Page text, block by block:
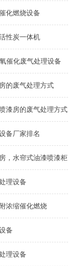
化燃烧设备
性炭一体机
催化废气处理设备
的废气处理方式
漆房的废气处理方式
备厂家排名
理设备
浓缩催化燃烧
备
理设备